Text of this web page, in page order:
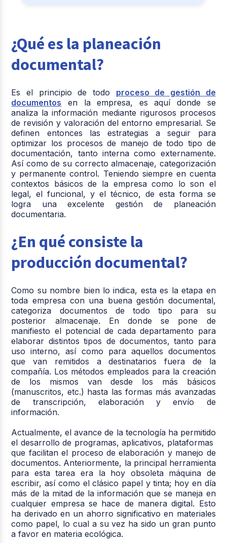
¿Qué es la planeación
documental?
Es el principio de todo proceso de gestión de
documentos en la empresa, es aquí donde se
analiza la información mediante rigurosos procesos
de revisión y valoración del entorno empresarial. Se
definen entonces las estrategias a seguir para
optimizar los procesos de manejo de todo tipo de
documentación, tanto interna como externamente.
Así como de su correcto almacenaje, categorización
y permanente control. Teniendo siempre en cuenta
contextos básicos de la empresa como lo son el
legal, el funcional, y el técnico, de esta forma se
logra una excelente gestión de planeación
documentaria.
¿En qué consiste la
producción documental?
Como su nombre bien lo indica, esta es la etapa en
toda empresa con una buena gestión documental,
categoriza documentos de todo tipo para su
posterior almacenaje. En donde se pone de
manifiesto el potencial de cada departamento para
elaborar distintos tipos de documentos, tanto para
uso interno, así como para aquellos documentos
que van remitidos a destinatarios fuera de la
compañía. Los métodos empleados para la creación
de los mismos van desde los más básicos
(manuscritos, etc.) hasta las formas más avanzadas
de transcripción, elaboración y envío de
información.
Actualmente, el avance de la tecnología ha permitido
el desarrollo de programas, aplicativos, plataformas
que facilitan el proceso de elaboración y manejo de
documentos. Anteriormente, la principal herramienta
para esta tarea era la hoy obsoleta máquina de
escribir, así como el clásico papel y tinta; hoy en día
más de la mitad de la información que se maneja en
cualquier empresa se hace de manera digital. Esto
ha derivado en un ahorro significativo en materiales
como papel, lo cual a su vez ha sido un gran punto
a favor en materia ecológica.